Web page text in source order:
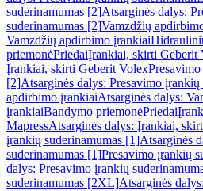
suderinamumas [2]Atsarginės dalys:
suderinamumas [2]Vamzdžių
Vamzdžių apdirbimo įrankiai
priemonėPriedaiĮrankiai, skirti Geberit
Įrankiai, skirti Geberit Volex
[2]Atsarginės dalys: Presavimo
apdirbimo įrankiaiAtsarginės dalys:
įrankiaiBandymo priemonėPriedai
MapressAtsarginės dalys: Įrankiai,
įrankių suderinamumas [1]Atsarginės
suderinamumas [1]Presavimo įrankių
dalys: Presavimo įrankių
suderinamumas [2XL]Atsarginės